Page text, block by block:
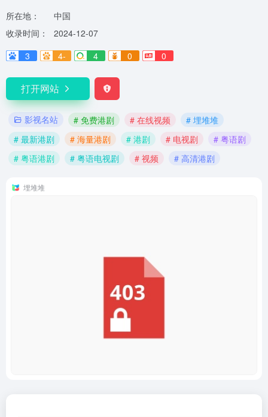
所在地：
中国
收录时间：
2024-12-07
3
4- 4 0 0
打开网站
影视名站 # 免费港剧 # 在线视频
# 埋堆堆
# 最新港剧
# 海量港剧 # 港剧 # 电视剧
# 粤语剧
# 粤语港剧
# 粤语电视剧 # 视频 # 高清港剧
埋堆堆